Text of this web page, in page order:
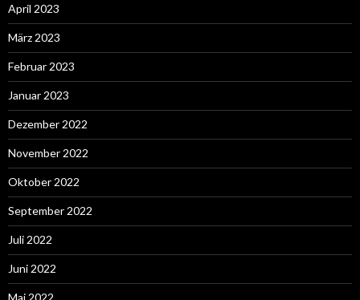
April 2023
März 2023
Februar 2023
Januar 2023
Dezember 2022
November 2022
Oktober 2022
September 2022
Juli 2022
Juni 2022
Mai 2022